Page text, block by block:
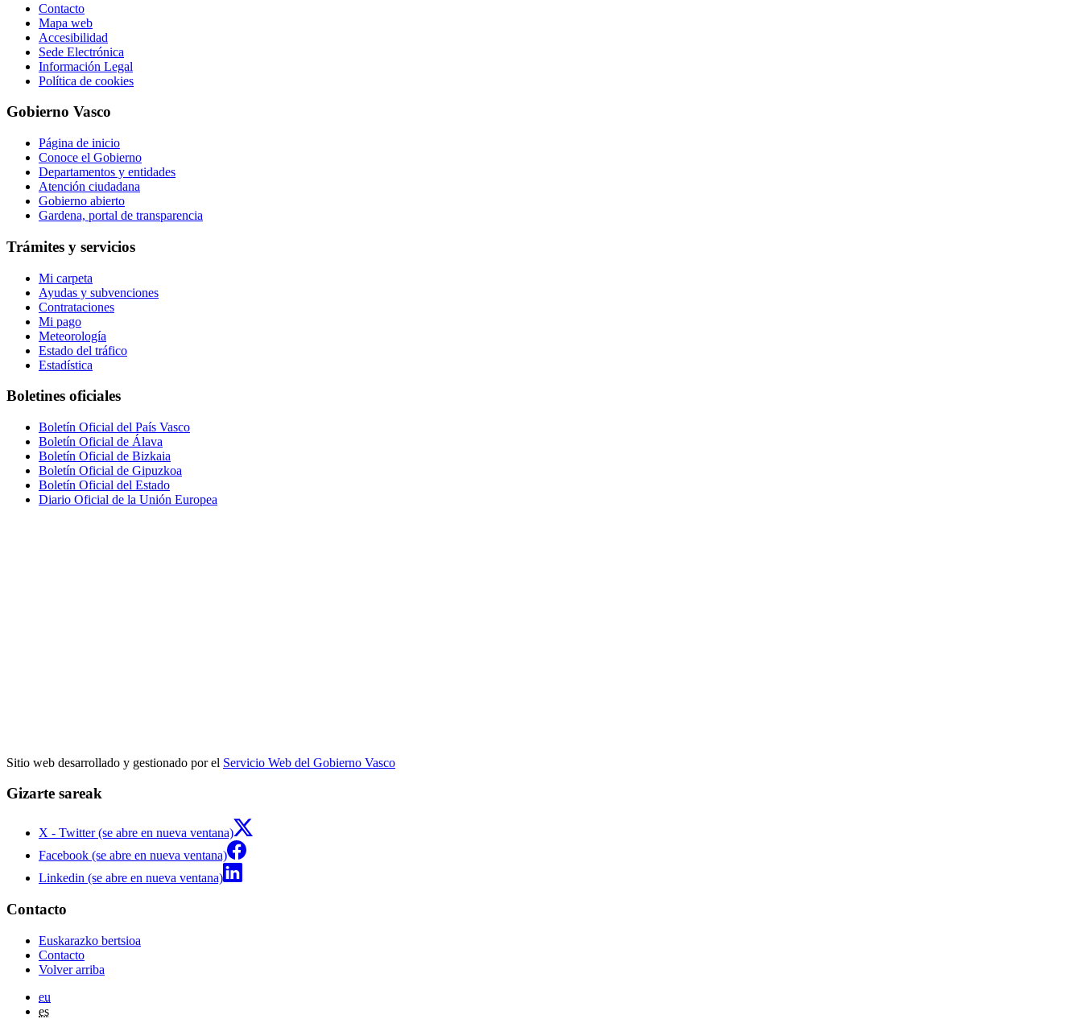
Contacto
Mapa web
Accesibilidad
Sede Electrónica
Información Legal
Política de cookies
Gobierno Vasco
Página de inicio
Conoce el Gobierno
Departamentos y entidades
Atención ciudadana
Gobierno abierto
Gardena, portal de transparencia
Trámites y servicios
Mi carpeta
Ayudas y subvenciones
Contrataciones
Mi pago
Meteorología
Estado del tráfico
Estadística
Boletines oficiales
Boletín Oficial del País Vasco
Boletín Oficial de Álava
Boletín Oficial de Bizkaia
Boletín Oficial de Gipuzkoa
Boletín Oficial del Estado
Diario Oficial de la Unión Europea
Sitio web desarrollado y gestionado por el Servicio Web del Gobierno Vasco
Gizarte sareak
X - Twitter (se abre en nueva ventana)
Facebook (se abre en nueva ventana)
Linkedin (se abre en nueva ventana)
Contacto
Euskarazko bertsioa
Contacto
Volver arriba
eu
es